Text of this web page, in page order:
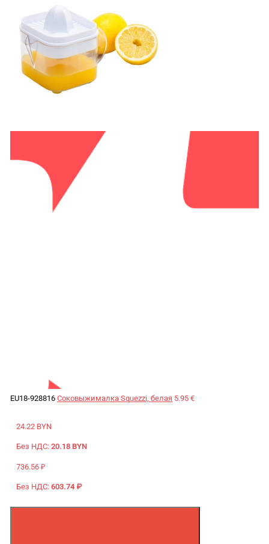
EU18-928816 Соковыжималка Squezzi, белая 5.95 €
24.22 BYN
Без НДС: 20.18 BYN
736.56 ₽
Без НДС: 603.74 ₽